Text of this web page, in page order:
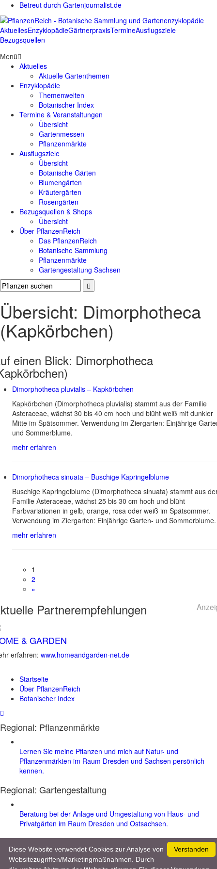
Betreut durch Gartenjournalist.de
AktuellesEnzyklopädieGärtnerpraxisTermineAusflugsziele
Bezugsquellen
Menü
Aktuelles
Aktuelle Gartenthemen
Enzyklopädie
Themenwelten
Botanischer Index
Termine & Veranstaltungen
Übersicht
Gartenmessen
Pflanzenmärkte
Ausflugsziele
Übersicht
Botanische Gärten
Blumengärten
Kräutergärten
Rosengärten
Bezugsquellen & Shops
Übersicht
Über PflanzenReich
Das PflanzenReich
Botanische Sammlung
Pflanzenmärkte
Gartengestaltung Sachsen
Übersicht: Dimorphotheca
(Kapkörbchen)
einen Blick: Dimorphotheca
Dimorphotheca pluvialis – Kapkörbchen
Kapkörbchen (Dimorphotheca pluvialis) stammt aus der Familie
Asteraceae, wächst 30 bis 40 cm hoch und blüht weiß mit dunkler
Mitte im Spätsommer. Verwendung im Ziergarten: Einjährige
und Sommerblume.
mehr erfahren
Dimorphotheca sinuata – Buschige Kapringelblume
Buschige Kapringelblume (Dimorphotheca sinuata) stammt aus
Familie Asteraceae, wächst 25 bis 30 cm hoch und blüht
Farbvariationen in gelb, orange, rosa oder weiß im Spätsommer.
Verwendung im Ziergarten: Einjährige Garten- und Sommerblume.
mehr erfahren
1
2
»
Partnerempfehlungen
& GARDEN
erfahren: www.homeandgarden-net.de
Startseite
Über PflanzenReich
Botanischer Index
Regional: Pflanzenmärkte
Lernen Sie meine Pflanzen und mich auf Natur- und
Pflanzenmärkten im Raum Dresden und Sachsen persönlich
kennen.
Regional: Gartengestaltung
Beratung bei der Anlage und Umgestaltung von Haus- und
Privatgärten im Raum Dresden und Ostsachsen.
| © 2026 :
www.pflanzenreich.com
Verstanden
Diese Website verwendet Cookies zur Analyse von
Websitezugriffen/Marketingmaßnahmen. Durch